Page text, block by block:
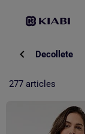
Decollete
277 articles